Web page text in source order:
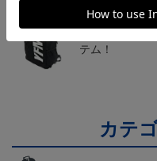
横浜FM
テム！
カテ